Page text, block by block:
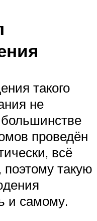
такого
не
проведён
всё
такую
и самому.